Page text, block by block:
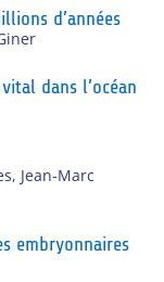
d’années
dans l’océan
, Jean-Marc
embryonnaires